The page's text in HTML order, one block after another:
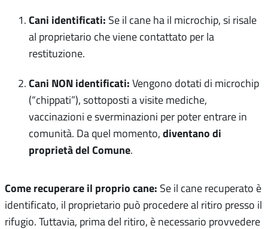
Cani identificati: Se il cane ha il microchip, si risale
al proprietario che viene contattato per la
restituzione.
Cani NON identificati: Vengono dotati di microchip
(“chippati”), sottoposti a visite mediche,
vaccinazioni e sverminazioni per poter entrare in
comunità. Da quel momento, diventano di
proprietà del Comune.
Come recuperare il proprio cane: Se il cane recuperato è
identificato, il proprietario può procedere al ritiro presso il
rifugio. Tuttavia, prima del ritiro, è necessario provvedere